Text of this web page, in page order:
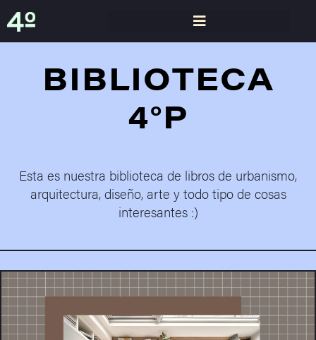
BIBLIOTECA
4°P
Esta es nuestra biblioteca de libros de urbanismo,
arquitectura, diseño, arte y todo tipo de cosas
interesantes :)